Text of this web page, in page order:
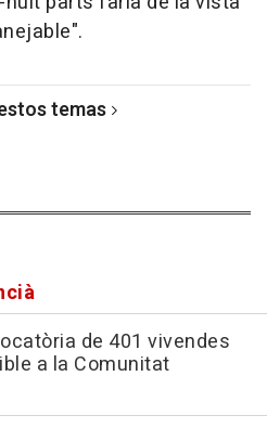
temas
de 401 vivendes
a la Comunitat